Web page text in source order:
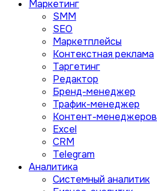
Маркетинг
SMM
SEO
Маркетплейсы
Контекстная реклама
Таргетинг
Редактор
Бренд-менеджер
Трафик-менеджер
Контент-менеджеров
Excel
CRM
Telegram
Аналитика
Системный аналитик